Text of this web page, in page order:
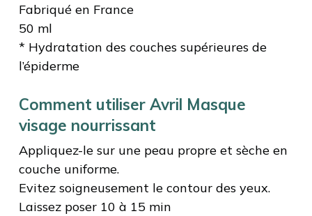
Fabriqué en France
50 ml
* Hydratation des couches supérieures de
l’épiderme
Comment utiliser Avril Masque
visage nourrissant
Appliquez-le sur une peau propre et sèche en
couche uniforme.
Evitez soigneusement le contour des yeux.
Laissez poser 10 à 15 min